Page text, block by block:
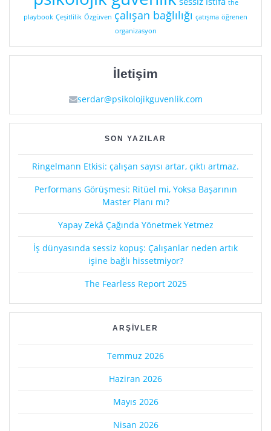
the
playbook Çeşitlilik Özgüven çalışan bağlılığı çatışma öğrenen
organizasyon
İletişim
serdar@psikolojikguvenlik.com
SON YAZILAR
Ringelmann Etkisi: çalışan sayısı artar, çıktı artmaz.
Performans Görüşmesi: Ritüel mi, Yoksa Başarının
Master Planı mı?
Yapay Zekâ Çağında Yönetmek Yetmez
İş dünyasında sessiz kopuş: Çalışanlar neden artık
işine bağlı hissetmiyor?
The Fearless Report 2025
ARŞIVLER
Temmuz 2026
Haziran 2026
Mayıs 2026
Nisan 2026